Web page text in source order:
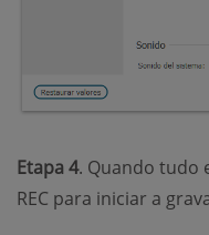
Etapa 4. Quando tudo
REC para iniciar a